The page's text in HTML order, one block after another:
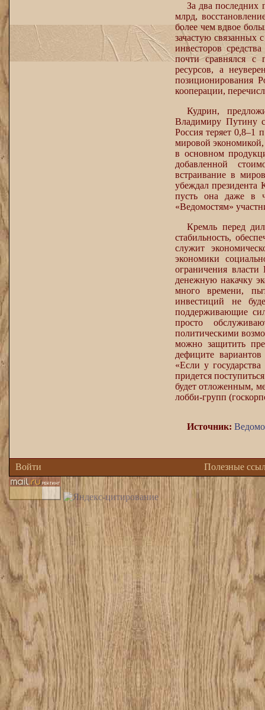
За два последних
млрд,
более чем вдвое
зачастую связанных
инвесторов
почти сравнялся с
ресурсов, а
позиционирования
кооперации,
Кудрин,
Владимиру Путину
Россия теряет 0,8–1
мировой экономикой,
в основном
добавленной
встраивание в
убеждал президента
пусть она даже в
«Ведомостям»
Кремль перед
стабильность,
служит
экономики
ограничения
денежную накачку
много времени,
инвестиций не
поддерживающие
просто
политическими
можно защитить
дефиците
«Если у
придется
будет отложенным,
лобби-групп
Источник:
Войти Полезные